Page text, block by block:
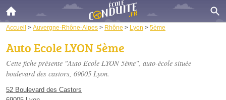
Accueil > Auvergne-Rhône-Alpes > Rhône > Lyon > 5ème
Auto Ecole LYON 5ème
Cette fiche présente "Auto Ecole LYON 5ème", auto-école située
boulevard des castors, 69005 Lyon.
52 Boulevard des Castors